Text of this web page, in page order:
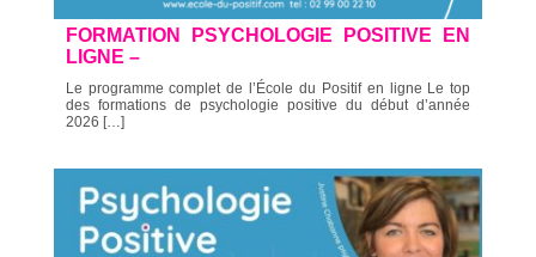
FORMATION PSYCHOLOGIE POSITIVE EN
LIGNE –
Le programme complet de l’École du Positif en ligne Le top
des formations de psychologie positive du début d’année
2026 […]